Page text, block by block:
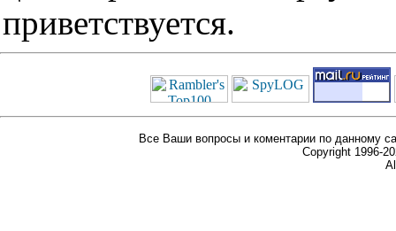
приветствуется.
Все Ваши вопросы и коментарии по данному
Copyright 1996-